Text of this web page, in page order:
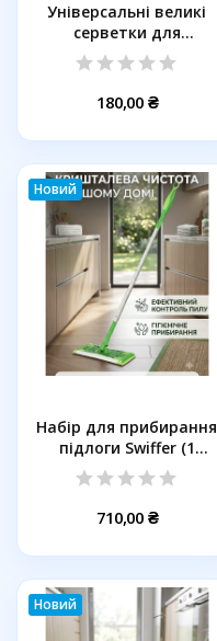
Універсальні великі
серветки для
прибирання RED...
180,00 ₴
Новий
Набір для прибирання
підлоги Swiffer (1
швабра,...
710,00 ₴
Новий